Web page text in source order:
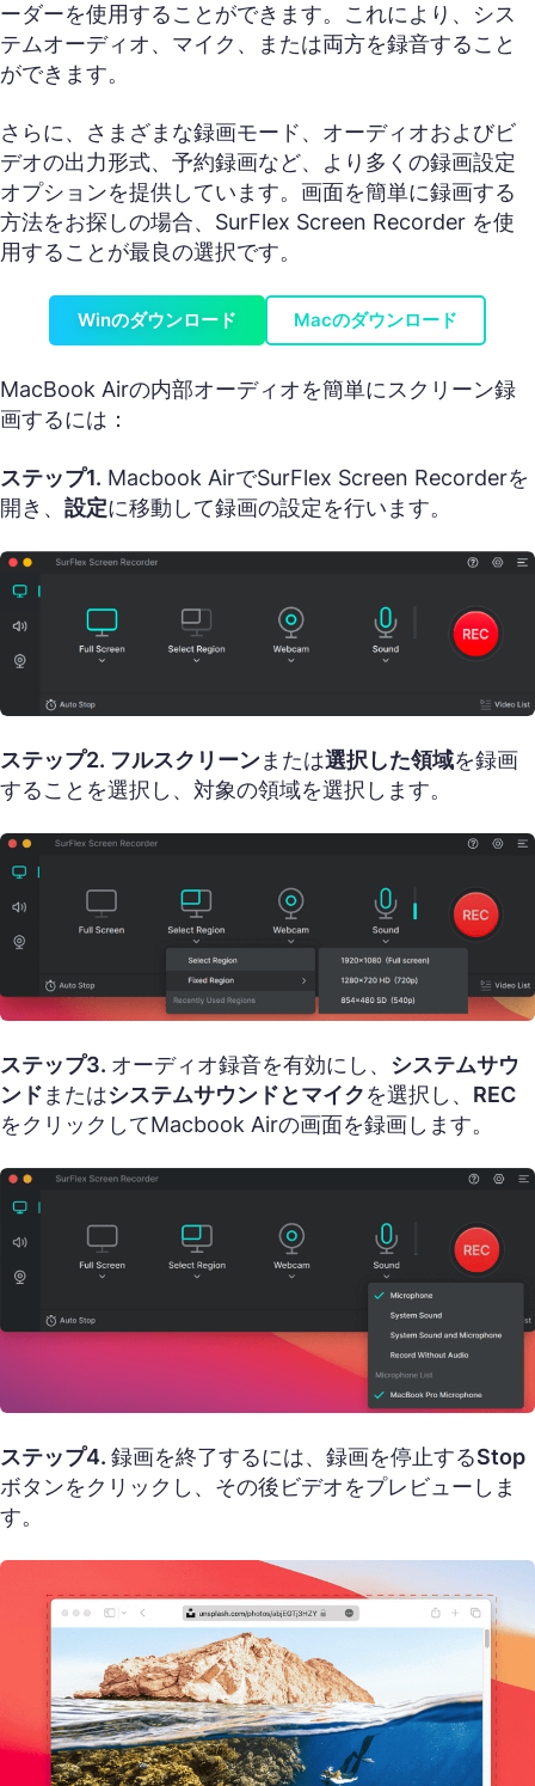
ーダーを使用することができます。これにより、シス
テムオーディオ、マイク、または両方を録音すること
ができます。
さらに、さまざまな録画モード、オーディオおよびビ
デオの出力形式、予約録画など、より多くの録画設定
オプションを提供しています。画面を簡単に録画する
方法をお探しの場合、SurFlex Screen Recorder を使
用することが最良の選択です。
Winのダウンロード Macのダウンロード
MacBook Airの内部オーディオを簡単にスクリーン録
画するには：
ステップ1. Macbook AirでSurFlex Screen Recorderを
開き、 設定に移動して録画の設定を行います。
ステップ2. フルスクリーンまたは選択した領域を録画
することを選択し、対象の領域を選択します。
ステップ3. オーディオ録音を有効にし、 システムサウ
ンド またはシステムサウンドとマイクを選択し、 REC
をクリックしてMacbook Airの画面を録画します。
ステップ4. 録画を終了するには、録画を停止するStop
ボタンをクリックし、その後ビデオをプレビューしま
す。